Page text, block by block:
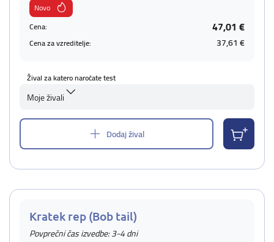
Novo
Cena:
47,01 €
Cena za vzreditelje: 37,61 €
Žival za katero naročate test
Moje živali
Dodaj žival
Kratek rep (Bob tail)
Povprečni čas izvedbe: 3-4 dni